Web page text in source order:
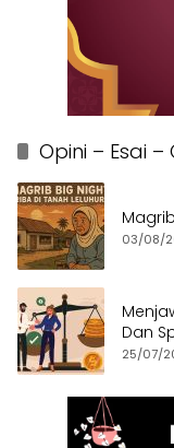
Opini – Esai
03/08/
Dan
25/07/